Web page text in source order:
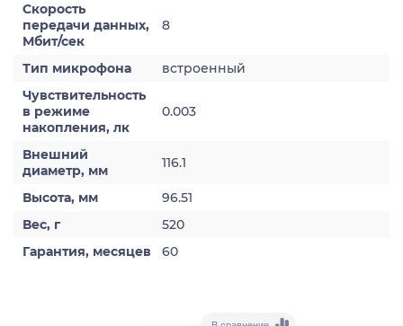
Скорость
передачи данных,
Мбит/сек
8
Тип микрофона
встроенный
Чувствительность
в режиме
накопления, лк
0.003
Внешний
диаметр, мм
116.1
Высота, мм
96.51
Вес, г
520
Гарантия, месяцев
60